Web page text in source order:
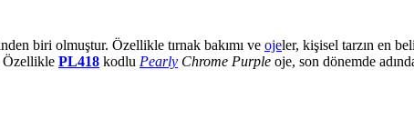
biri olmuştur. Özellikle tırnak bakımı ve ojeler, kişisel tarzın en
Özellikle PL418 kodlu Pearly Chrome Purple oje, son dönemde